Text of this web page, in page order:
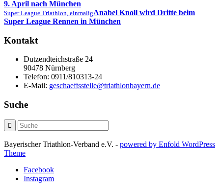
9. April nach München
Super League Triathlon, einmaligAnabel Knoll wird Dritte beim
Super League Rennen in München
Kontakt
Dutzendteichstraße 24
90478 Nürnberg
Telefon: 0911/810313-24
E-Mail: geschaeftsstelle@triathlonbayern.de
Suche
Bayerischer Triathlon-Verband e.V. - powered by Enfold WordPress
Theme
Facebook
Instagram